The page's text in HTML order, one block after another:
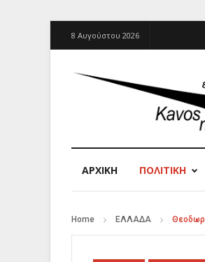
8 Αυγούστου 2026
ΑΡΧΙΚΉ ΠΟΛΙΤΙΚΗ
Home ΕΛΛΑΔΑ